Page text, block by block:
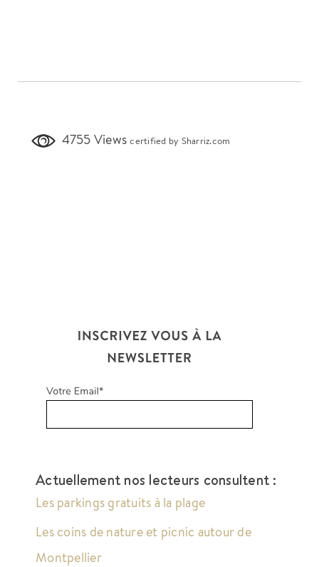
4755 Viewscertified by Sharriz.com
Actuellement nos lecteurs consultent :
Les parkings gratuits à la plage
Les coins de nature et picnic autour de
Montpellier